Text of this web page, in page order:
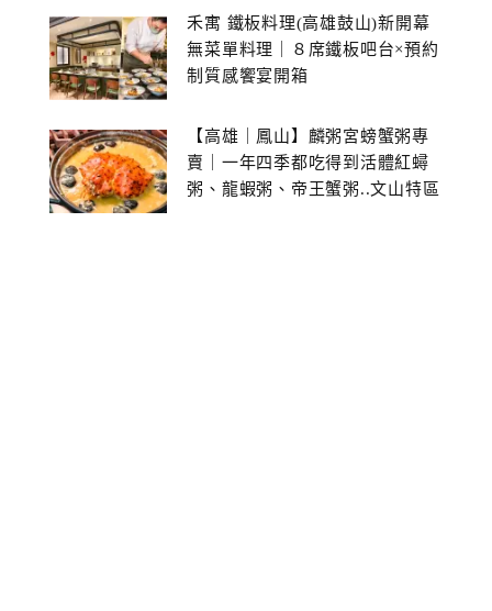
禾寓 鐵板料理(高雄鼓山)新開幕
無菜單料理｜８席鐵板吧台×預約
制質感饗宴開箱
【高雄｜鳳山】麟粥宮螃蟹粥專
賣｜一年四季都吃得到活體紅蟳
粥、龍蝦粥、帝王蟹粥..文山特區